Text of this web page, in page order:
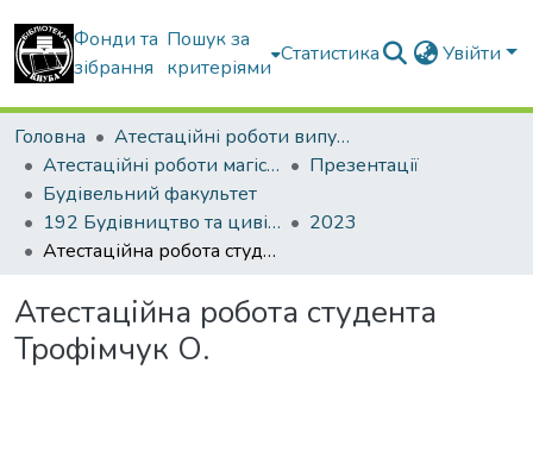
Фонди та
зібрання
Пошук за
критеріями
Статистика Увійти
Головна
Атестаційні роботи випускників
Атестаційні роботи магістрів
Презентації
Будівельний факультет
192 Будівництво та цивільна інженерія. Промислове і цивільне будівництво
2023
Атестаційна робота студента Трофімчук О.
Атестаційна робота студента
Трофімчук О.